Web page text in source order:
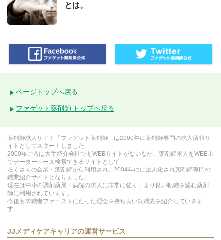
とは。
ページトップへ戻る
ファゲット薬剤師 トップへ戻る
薬剤師求人サイト「ファゲット薬剤師」は2000年に薬剤師専門の求人情報サ
イトとしてスタートしました。
2000年ごろは大手紹介会社でもWEBサイトがないなか、薬剤師求人をWEB上
でデーターベース検索できるサイトとして
たくさんの企業・薬剤師から利用され、2004年には法人化され薬剤師専門の
職業紹介サイトとなりました。
現在は中小の調剤薬局・病院の求人に非常に強く、より良い転職を望む薬剤
師に利用されています。
今後も求職者ファーストにたった理念を持ち良い転職先を紹介していきま
す。
JJメディケアキャリアの運営サービス